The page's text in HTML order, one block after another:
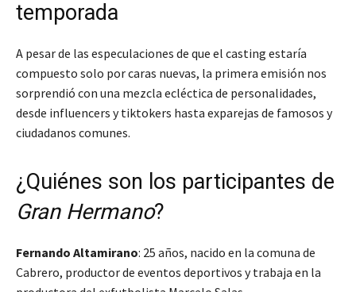
temporada
A pesar de las especulaciones de que el casting estaría
compuesto solo por caras nuevas, la primera emisión nos
sorprendió con una mezcla ecléctica de personalidades,
desde influencers y tiktokers hasta exparejas de famosos y
ciudadanos comunes.
¿Quiénes son los participantes de
Gran Hermano?
Fernando Altamirano: 25 años, nacido en la comuna de
Cabrero, productor de eventos deportivos y trabaja en la